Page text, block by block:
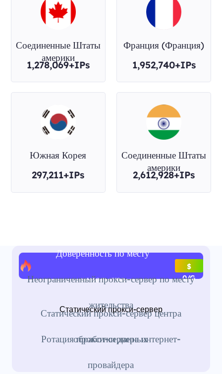
Соединенные Штаты
америки
1,278,069+IPs
Франция (Франция)
1,952,740+IPs
Южная Корея
297,211+IPs
Соединенные Штаты
америки
2,612,928+IPs
Доверенность по месту
жительства
$
0/G
Неограниченный прокси-сервер по месту
жительства
Статический прокси-сервер
Статический прокси-сервер центра
обработки данных
Ротация прокси-сервера интернет-
провайдера